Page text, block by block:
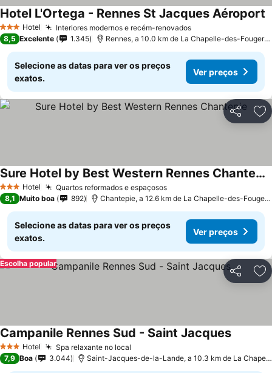
3 EstrelasHotel Interiores modernos e recém-renovadosVer preços
Hotel L'Ortega - Rennes St Jacques Aéroport
8,5 Excelente 1.345 Rennes, a 10.0 km de La Chapelle-des-
Selecione as datas para ver os preços
exatos.
Ver preços
Partilhar
3 EstrelasHotel Quartos reformados e espaçososVer preços
Sure Hotel by Best Western Rennes Chantepie
Ver preços
8,1 Muito boa 892 Chantepie, a 12.6 km de La Chapelle-des-
Selecione as datas para ver os preços
exatos.
Ver preços
Partilhar
Escolha popular
3 EstrelasHotel Spa relaxante no local
Campanile Rennes Sud - Saint JacquesVer
7,9 Boa 3.044 Saint-Jacques-de-la-Lande, a 10.3 km de La